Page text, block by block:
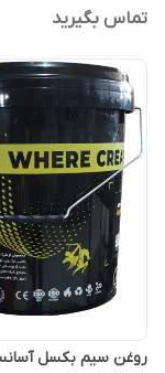
تماس بگیرید
روغن سیم بکسل